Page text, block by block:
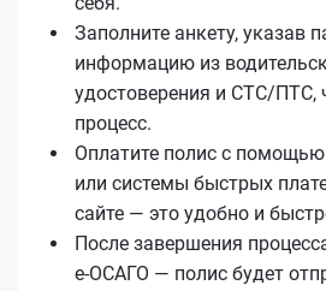
Заполните анкету, указав
информацию из
удостоверения и СТС/ПТС,
процесс.
Оплатите полис с
или системы быстрых
сайте — это удобно и
После завершения
е‑ОСАГО — полис будет